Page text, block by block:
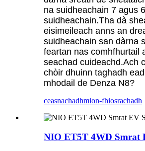
na suidheachain 7 agus
suidheachain.Tha dà
eisimeileach anns an
suidheachain san dàrna
feartan nas comhfhurtail
seachad cuideachd.Ach
chòir dhuinn taghadh
mhodail de Denza N8?
ceasnachadhmion-fhiosrachadh
NIO ET5T 4WD Smrat